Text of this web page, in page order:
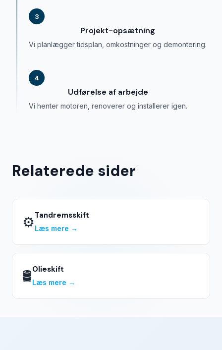
3
Projekt-opsætning
Vi planlægger tidsplan, omkostninger og demontering.
4
Udførelse af arbejde
Vi henter motoren, renoverer og installerer igen.
Relaterede sider
⚙️Tandremsskift
Læs mere →
🛢️Olieskift
Læs mere →